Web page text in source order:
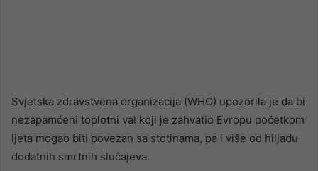
Svjetska zdravstvena organizacija (WHO) upozorila je da bi
nezapamćeni toplotni val koji je zahvatio Evropu početkom
ljeta mogao biti povezan sa stotinama, pa i više od hiljadu
dodatnih smrtnih slučajeva.